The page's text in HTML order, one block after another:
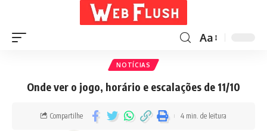
Aa
NOTÍCIAS
Onde ver o jogo, horário e escalações de 11/10
Compartilhe 4 min. de leitura